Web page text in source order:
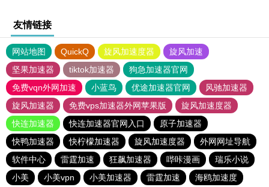
友情链接
网站地图 QuickQ 旋风加速度器
旋风加速
坚果加速器
tiktok加速器
狗急加速器官网
免费vqn外网加速
小蓝鸟 优途加速器官网
风驰加速器
旋风加速器
免费vps加速器外网苹果版
旋风加速度器
快连加速器
快连加速器官网入口
原子加速器
快鸭加速器
快柠檬加速器 旋风加速度器
外网网址导航
软件中心
雷霆加速 狂飙加速器 哔咔漫画
瑞乐小说
小美
小美vpn 小美加速器 雷霆加速 海鸥加速度